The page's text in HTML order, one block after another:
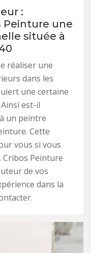
:
Peinture une
située à
réaliser une
dans les
une certaine
est-il
un peintre
Cette
vous si vous
Cribos Peinture
de vos
dans la